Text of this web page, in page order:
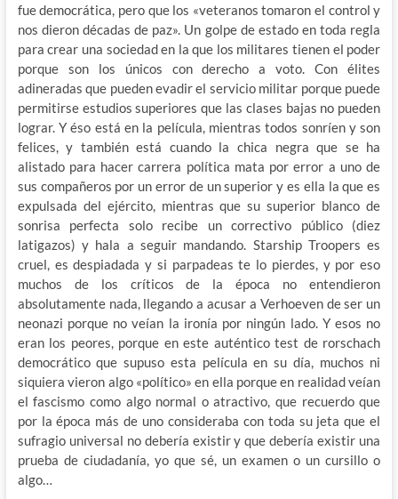
fue democrática, pero que los «veteranos tomaron el control y
nos dieron décadas de paz». Un golpe de estado en toda regla
para crear una sociedad en la que los militares tienen el poder
porque son los únicos con derecho a voto. Con élites
adineradas que pueden evadir el servicio militar porque puede
permitirse estudios superiores que las clases bajas no pueden
lograr. Y éso está en la película, mientras todos sonríen y son
felices, y también está cuando la chica negra que se ha
alistado para hacer carrera política mata por error a uno de
sus compañeros por un error de un superior y es ella la que es
expulsada del ejército, mientras que su superior blanco de
sonrisa perfecta solo recibe un correctivo público (diez
latigazos) y hala a seguir mandando. Starship Troopers es
cruel, es despiadada y si parpadeas te lo pierdes, y por eso
muchos de los críticos de la época no entendieron
absolutamente nada, llegando a acusar a Verhoeven de ser un
neonazi porque no veían la ironía por ningún lado. Y esos no
eran los peores, porque en este auténtico test de rorschach
democrático que supuso esta película en su día, muchos ni
siquiera vieron algo «político» en ella porque en realidad veían
el fascismo como algo normal o atractivo, que recuerdo que
por la época más de uno consideraba con toda su jeta que el
sufragio universal no debería existir y que debería existir una
prueba de ciudadanía, yo que sé, un examen o un cursillo o
algo…